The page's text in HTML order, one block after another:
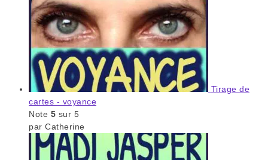
Tirage de
cartes - voyance
Note 5 sur 5
par Catherine